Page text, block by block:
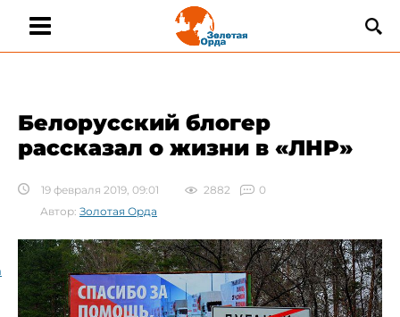
Белорусский блогер
рассказал о жизни в «ЛНР»
19 февраля 2019, 09:01 2882
0
Автор: Золотая Орда